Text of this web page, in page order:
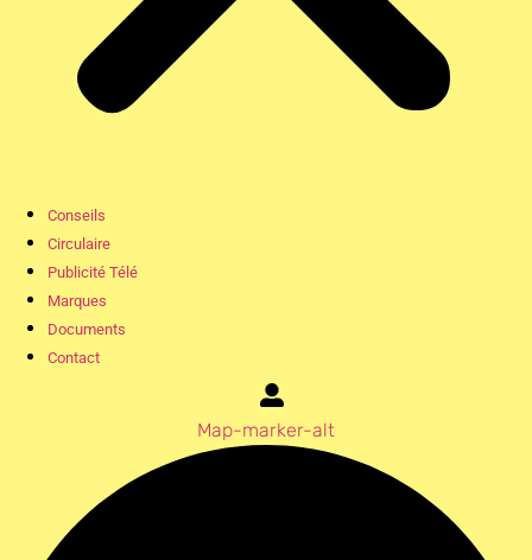
Conseils
Circulaire
Publicité Télé
Marques
Documents
Contact
Map-marker-alt